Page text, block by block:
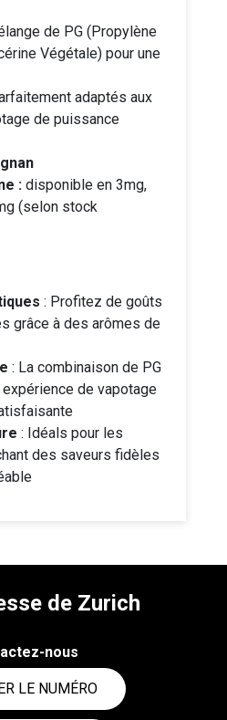
de PG (Propylène
Végétale) pour une
adaptés aux
de puissance
: disponible en 3mg,
(selon stock
: Profitez de goûts
grâce à des arômes de
: La combinaison de PG
expérience de vapotage
: Idéals pour les
des saveurs fidèles
de Zurich
nous
LE NUMÉRO